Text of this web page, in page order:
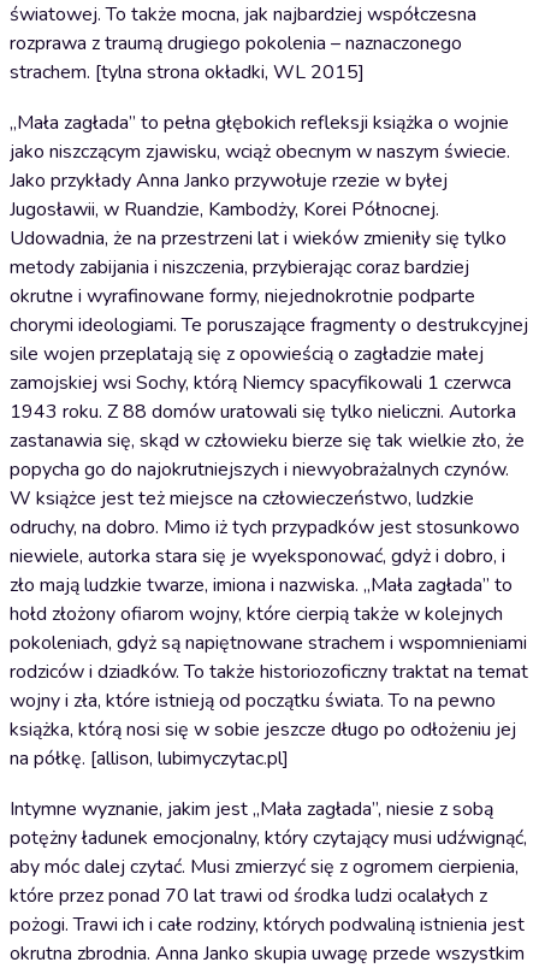
światowej. To także mocna, jak najbardziej współczesna
rozprawa z traumą drugiego pokolenia – naznaczonego
strachem. [tylna strona okładki, WL 2015]
„Mała zagłada” to pełna głębokich refleksji książka o wojnie
jako niszczącym zjawisku, wciąż obecnym w naszym świecie.
Jako przykłady Anna Janko przywołuje rzezie w byłej
Jugosławii, w Ruandzie, Kambodży, Korei Północnej.
Udowadnia, że na przestrzeni lat i wieków zmieniły się tylko
metody zabijania i niszczenia, przybierając coraz bardziej
okrutne i wyrafinowane formy, niejednokrotnie podparte
chorymi ideologiami. Te poruszające fragmenty o destrukcyjnej
sile wojen przeplatają się z opowieścią o zagładzie małej
zamojskiej wsi Sochy, którą Niemcy spacyfikowali 1 czerwca
1943 roku. Z 88 domów uratowali się tylko nieliczni. Autorka
zastanawia się, skąd w człowieku bierze się tak wielkie zło, że
popycha go do najokrutniejszych i niewyobrażalnych czynów.
W książce jest też miejsce na człowieczeństwo, ludzkie
odruchy, na dobro. Mimo iż tych przypadków jest stosunkowo
niewiele, autorka stara się je wyeksponować, gdyż i dobro, i
zło mają ludzkie twarze, imiona i nazwiska. „Mała zagłada” to
hołd złożony ofiarom wojny, które cierpią także w kolejnych
pokoleniach, gdyż są napiętnowane strachem i wspomnieniami
rodziców i dziadków. To także historiozoficzny traktat na temat
wojny i zła, które istnieją od początku świata. To na pewno
książka, którą nosi się w sobie jeszcze długo po odłożeniu jej
na półkę. [allison, lubimyczytac.pl]
Intymne wyznanie, jakim jest „Mała zagłada”, niesie z sobą
potężny ładunek emocjonalny, który czytający musi udźwignąć,
aby móc dalej czytać. Musi zmierzyć się z ogromem cierpienia,
które przez ponad 70 lat trawi od środka ludzi ocalałych z
pożogi. Trawi ich i całe rodziny, których podwaliną istnienia jest
okrutna zbrodnia. Anna Janko skupia uwagę przede wszystkim